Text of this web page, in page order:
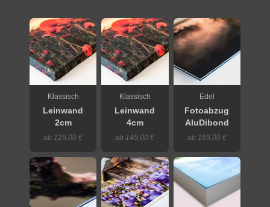
Klassisch
Leinwand
2cm
ab 129,00 €
Klassisch
Leinwand
4cm
ab 149,00 €
Edel
Fotoabzug
AluDibond
ab 189,00 €